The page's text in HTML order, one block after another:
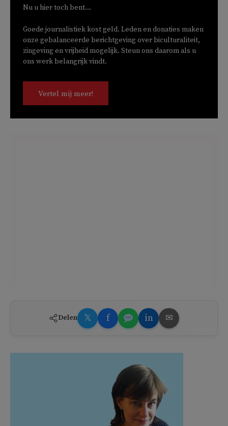
Nu u hier toch bent...
Goede journalistiek kost geld. Leden en donaties maken
onze gebalanceerde berichtgeving over biculturaliteit,
zingeving en vrijheid mogelijk. Steun ons daarom als u
ons werk belangrijk vindt.
Vertel mij meer!
Delen 𝕏 f in ✉